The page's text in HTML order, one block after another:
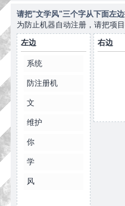
请把"文学风"三个字从下面左
为防止机器自动注册，请把项
左边
系统
防注册机
文
维护
你
学
风
右边